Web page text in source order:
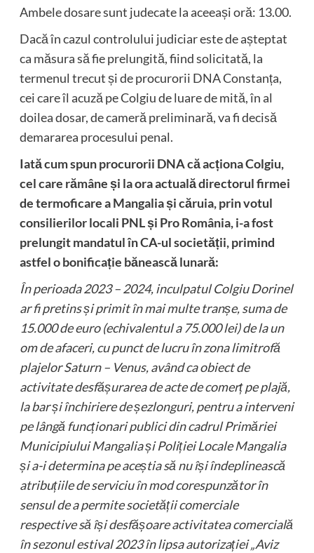
Ambele dosare sunt judecate la aceeași oră: 13.00.
Dacă în cazul controlului judiciar este de așteptat
ca măsura să fie prelungită, fiind solicitată, la
termenul trecut și de procurorii DNA Constanța,
cei care îl acuză pe Colgiu de luare de mită, în al
doilea dosar, de cameră preliminară, va fi decisă
demararea procesului penal.
Iată cum spun procurorii DNA că acționa Colgiu,
cel care rămâne și la ora actuală directorul firmei
de termoficare a Mangalia și căruia, prin votul
consilierilor locali PNL și Pro România, i-a fost
prelungit mandatul în CA-ul societății, primind
astfel o bonificație bănească lunară:
În perioada 2023 – 2024, inculpatul Colgiu Dorinel
ar fi pretins și primit în mai multe tranșe, suma de
15.000 de euro (echivalentul a 75.000 lei) de la un
om de afaceri, cu punct de lucru în zona limitrofă
plajelor Saturn – Venus, având ca obiect de
activitate desfășurarea de acte de comerț pe plajă,
la bar și închiriere de șezlonguri, pentru a interveni
pe lângă funcționari publici din cadrul Primăriei
Municipiului Mangalia și Poliției Locale Mangalia
și a-i determina pe aceștia să nu își îndeplinească
atribuțiile de serviciu în mod corespunzător în
sensul de a permite societății comerciale
respective să își desfășoare activitatea comercială
în sezonul estival 2023 în lipsa autorizației „Aviz